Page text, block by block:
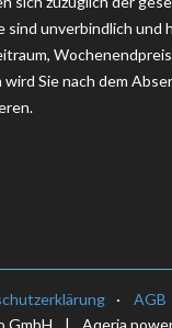
sind unverbindlich und
wird Sie nach dem
AGB
GmbH
| Aqeria